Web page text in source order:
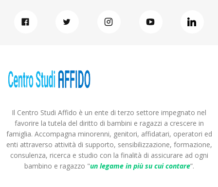
Il Centro Studi Affido è un ente di terzo settore impegnato nel
favorire la tutela del diritto di bambini e ragazzi a crescere in
famiglia. Accompagna minorenni, genitori, affidatari, operatori ed
enti attraverso attività di supporto, sensibilizzazione, formazione,
consulenza, ricerca e studio con la finalità di assicurare ad ogni
bambino e ragazzo "un legame in più su cui contare”.